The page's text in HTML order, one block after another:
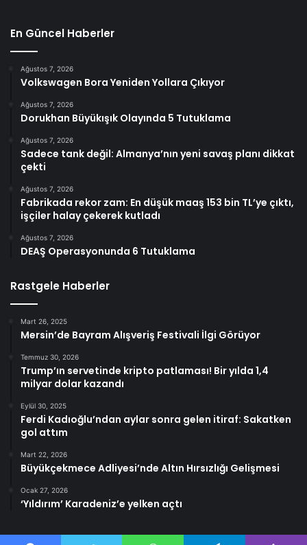
En Güncel Haberler
Ağustos 7, 2026
Volkswagen Bora Yeniden Yollara Çıkıyor
Ağustos 7, 2026
Dorukhan Büyükışık Olayında 5 Tutuklama
Ağustos 7, 2026
Sadece tank değil: Almanya’nın yeni savaş planı dikkat
çekti
Ağustos 7, 2026
Fabrikada rekor zam: En düşük maaş 153 bin TL’ye çıktı,
işçiler halay çekerek kutladı
Ağustos 7, 2026
DEAŞ Operasyonunda 6 Tutuklama
Rastgele Haberler
Mart 26, 2025
Mersin’de Bayram Alışveriş Festivali İlgi Görüyor
Temmuz 30, 2026
Trump’ın servetinde kripto patlaması! Bir yılda 1,4
milyar dolar kazandı
Eylül 30, 2025
Ferdi Kadıoğlu’ndan aylar sonra gelen itiraf: Sakatken
gol attım
Mart 22, 2026
Büyükçekmece Adliyesi’nde Altın Hırsızlığı Gelişmesi
Ocak 27, 2026
‘Yıldırım’ Karadeniz’e yelken açtı